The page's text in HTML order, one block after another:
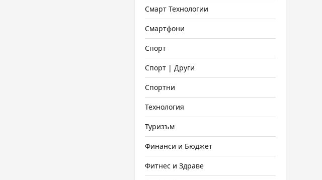
Смарт Технологии
Смартфони
Спорт
Спорт | Други
Спортни
Технология
Туризъм
Финанси и Бюджет
Фитнес и Здраве